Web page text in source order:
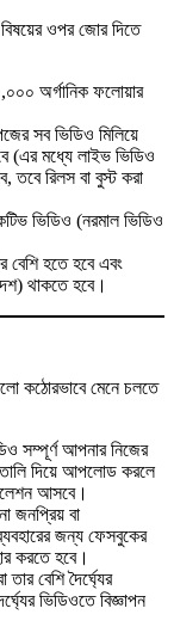
ওপর জোর দিতে
অর্গানিক ফলোয়ার
সব ভিডিও মিলিয়ে
(এর মধ্যে লাইভ ভিডিও
রিলস বা বুস্ট করা
ভিডিও (নরমাল ভিডিও
বেশি হতে হবে এবং
থাকতে হবে।
কঠোরভাবে মেনে চলতে
সম্পূর্ণ আপনার নিজের
দিয়ে আপলোড করলে
আসবে।
জনপ্রিয় বা
জন্য ফেসবুকের
করতে হবে।
বেশি দৈর্ঘ্যের
ভিডিওতে বিজ্ঞাপন